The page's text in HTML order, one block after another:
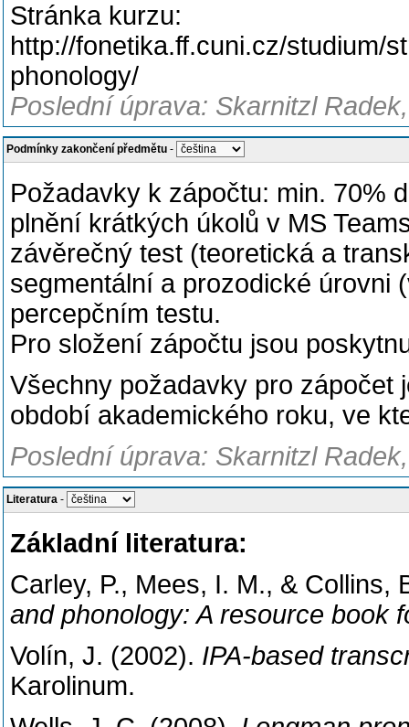
Stránka kurzu:
http://fonetika.ff.cuni.cz/studium/
phonology/
Poslední úprava: Skarnitzl
Podmínky zakončení předmětu -
Požadavky k zápočtu: min. 70%
plnění krátkých úkolů v MS
závěrečný test (teoretická a
segmentální a prozodické úrovni
percepčním testu.
Pro složení zápočtu jsou
Všechny požadavky pro zápočet
období akademického roku, ve
Poslední úprava: Skarnitzl
Literatura -
Základní literatura:
Carley, P., Mees, I. M., & Collins,
and phonology: A resource book
Volín, J. (2002). IPA-based
Karolinum.